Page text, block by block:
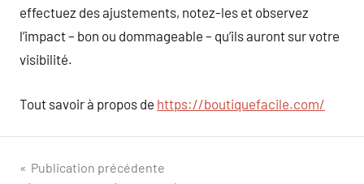
effectuez des ajustements, notez-les et observez
l’impact – bon ou dommageable – qu’ils auront sur votre
visibilité.
Tout savoir à propos de https://boutiquefacile.com/
Navigation
Publication précédente